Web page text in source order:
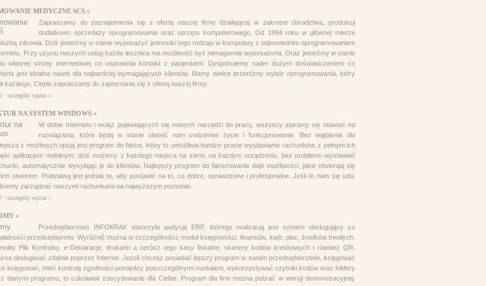
MEDYCZNE SCS »
Zapraszamy do zaznajomienia się z ofertą naszej firmy działającej w zakresie doradztwa, produkcji
dodatkowo sprzedaży oprogramowania oraz sprzętu komputerowego. Od 1994 roku w głównej mierze
zdrowia. Dziś jesteśmy w stanie wyposażyć jednostki tego rodzaju w komputery z odpowiednim oprogramowaniem
Przy użyciu naszych usług każda lecznica ma możliwość być nienagannie wyposażona. Oraz jesteśmy w stanie
własnej strony internetowej co usprawnia kontakt z pacjentami. Dysponujemy nader dużym doświadczeniem co
jest idealna nawet dla najbardziej wymagających klientów. Mamy wielce przeróżny wybór oprogramowania, który
każdego. Ciepło zapraszamy do zapoznania się z ofertą naszej firmy.
· szczegóły wpisu »
NA SYSTEM WINDOWS »
W dobie Internetu i wciąż pojawiających się nowych narzędzi do pracy, wszyscy staramy się stawiać na
rozwiązania, które będą w stanie ułatwić nam codzienne życie i funkcjonowanie. Bez wątpienia dla
z możliwych opcją jest program do faktur, który to umożliwia bardzo proste wystawianie rachunków, z pełnym ich
aplikacjom mobilnym, dziś możemy z każdego miejsca na ziemi, na każdym urządzeniu, bez problemu wystawiać
automatycznie wysyłając je do klientów. Najlepszy program do fakturowania daje możliwości, jakie otwierają się
otworem. Podstawą jest jednak to, aby postawić na to, co dobre, sprawdzone i profesjonalne. Jeśli to nam się uda,
zarządzać naszymi rachunkami na najwyższym poziomie.
· szczegóły wpisu »
»
Przedsiębiorstwo INFOKRAK stworzyła audycja ERP, którego realizacją jest system obsługujący co
przedsiębiorstw. Wyróżnić można w szczególności: moduł księgowości, finansów, kadr, płac, środków trwałych.
Plik Kontrolny, e-Deklaracje, drukarki a oprócz tego kasy fiskalne, skanery kodów kreskowych i również QR.
obsługiwać zdalnie poprzez Internet. Jeżeli chcesz posiadać lepszy program w swoim przedsiębiorstwie, księgować
księgowań, mieć kontrolę zgodności pomiędzy poszczególnymi modułami, wykorzystywać czytniki kodów oraz foldery
danymi programu, to cokolwiek zdecydowanie dla Ciebie. Program dla firm można pobrać w wersji demonstracyjnej.